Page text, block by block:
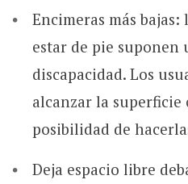
Encimeras más
estar de pie suponen
discapacidad. Los
alcanzar la superficie
posibilidad de
Deja espacio libre